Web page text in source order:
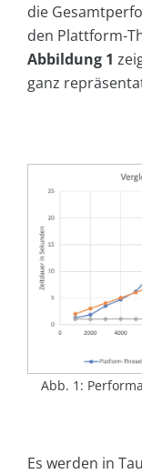
die
den Plattform-
Abbildung 1
ganz
Abb. 1:
Es werden in